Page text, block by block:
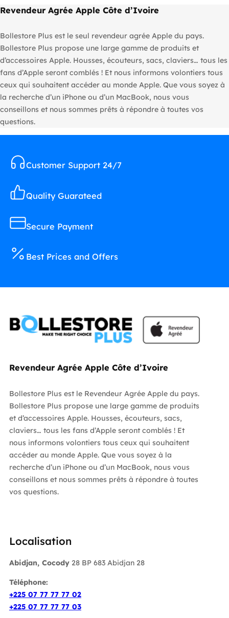
575
à
975
,000 CFA
Revendeur Agrée Apple Côte d’Ivoire
Bollestore Plus est le seul revendeur agrée Apple du pays.
Bollestore Plus propose une large gamme de produits et
d’accessoires Apple. Housses, écouteurs, sacs, claviers… tous les
fans d’Apple seront comblés ! Et nous informons volontiers tous
ceux qui souhaitent accéder au monde Apple. Que vous soyez à
la recherche d’un iPhone ou d’un MacBook, nous vous
conseillons et nous sommes prêts à répondre à toutes vos
questions.
Customer Support 24/7
Quality Guarateed
Secure Payment
Best Prices and Offers
Revendeur Agrée Apple Côte d’Ivoire
Bollestore Plus est le Revendeur Agrée Apple du pays.
Bollestore Plus propose une large gamme de produits
et d’accessoires Apple. Housses, écouteurs, sacs,
claviers… tous les fans d’Apple seront comblés ! Et
nous informons volontiers tous ceux qui souhaitent
accéder au monde Apple. Que vous soyez à la
recherche d’un iPhone ou d’un MacBook, nous vous
conseillons et nous sommes prêts à répondre à toutes
vos questions.
Localisation
Abidjan, Cocody28 BP 683 Abidjan 28
Téléphone:
+225 07 77 77 77 02
+225 07 77 77 77 03